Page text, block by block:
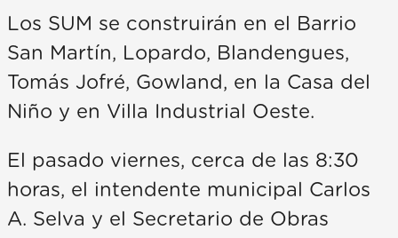
Los SUM se construirán en el Barrio
San Martín, Lopardo, Blandengues,
Tomás Jofré, Gowland, en la Casa del
Niño y en Villa Industrial Oeste.
El pasado viernes, cerca de las 8:30
horas, el intendente municipal Carlos
A. Selva y el Secretario de Obras